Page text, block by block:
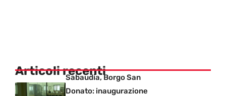
Articoli recenti
Sabaudia, Borgo San
Donato: inaugurazione